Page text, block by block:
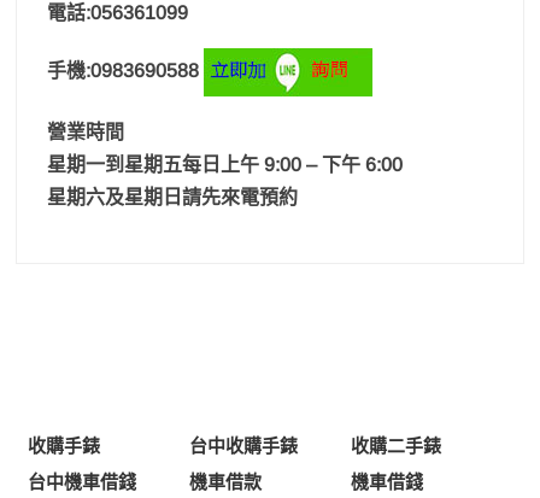
電話:056361099
手機:0983690588
營業時間
星期一到星期五每日上午 9:00 – 下午 6:00
星期六及星期日請先來電預約
收購手錶 台中收購手錶
收購二手錶
台中機車借錢
機車借款 機車借錢